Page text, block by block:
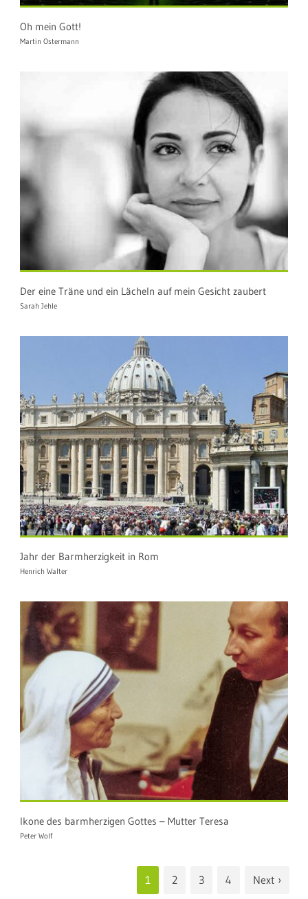
Oh mein Gott!
Martin Ostermann
Der eine Träne und ein Lächeln auf mein Gesicht zaubert
Sarah Jehle
Jahr der Barmherzigkeit in Rom
Henrich Walter
Ikone des barmherzigen Gottes – Mutter Teresa
Peter Wolf
1 2 3 4 Next ›